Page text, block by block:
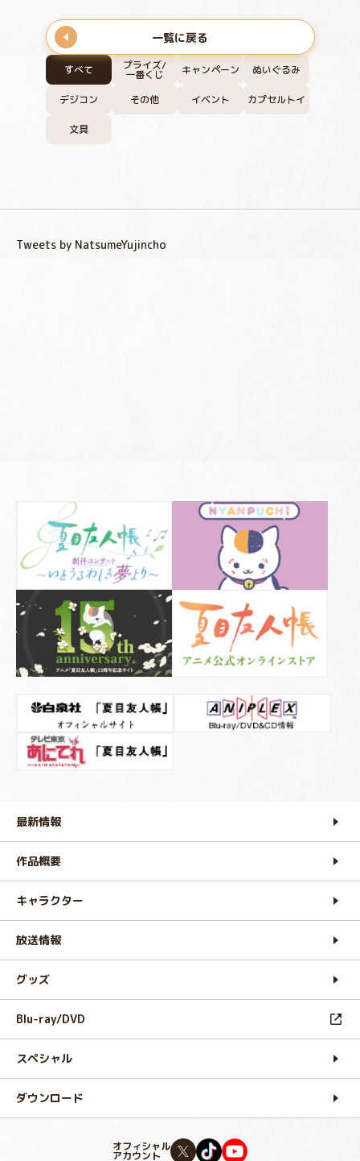
すべて プライズ/
一番くじ キャンペーン ぬいぐるみ
デジコン その他 イベント カプセルトイ
文具
一覧に戻る
Tweets by NatsumeYujincho
最新情報
作品概要
キャラクター
放送情報
グッズ
Blu-ray/DVD
スペシャル
ダウンロード
オフィシャル
アカウント